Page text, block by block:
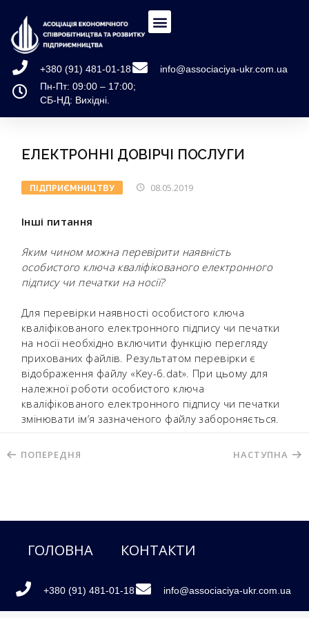
+380 (91) 481-01-18
info@associaciya-ukr.com.ua
Пн-Пт: 09:00 – 17:00;
СБ-НД: Вихідні.
ЕЛЕКТРОННІ ДОВІРЧІ ПОСЛУГИ
ПІДПРИЄМНИЦТВУ 08.05.2019
Інші питання
Яким чином можна перевірити наявність
особистого ключа кваліфікованого електронного
підпису чи печатки на носії?
Для перевірки наявності особистого ключа
кваліфікованого електронного підпису чи печатки
на носії необхідно включити функцію перегляду
прихованих файлів. Результатом перевірки є
відображення файлу «Key-6.dat». При цьому для
належної роботи особистого ключа
кваліфікованого електронного підпису чи печатки
змінювати ім’я зазначеного файлу забороняється.
ПОПЕРЕДНЯ НАСТУПНА
ГОЛОВНА КОНТАКТИ
+380 (91) 481-01-18 info@associaciya-ukr.com.ua